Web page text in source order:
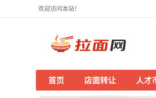
欢迎访问本站！
首页 店面转让 人才